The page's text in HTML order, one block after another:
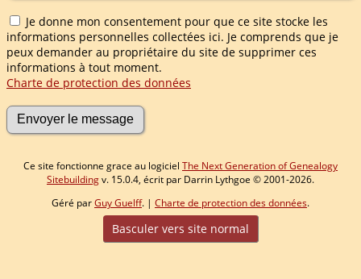
Je donne mon consentement pour que ce site stocke les
informations personnelles collectées ici. Je comprends que je
peux demander au propriétaire du site de supprimer ces
informations à tout moment.
Charte de protection des données
Ce site fonctionne grace au logiciel The Next Generation of Genealogy
Sitebuildingv. 15.0.4, écrit par Darrin Lythgoe © 2001-2026.
Géré parGuy Guelff. | Charte de protection des données.
Basculer vers site normal